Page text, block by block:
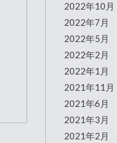
2022年10月
2022年7月
2022年5月
2022年2月
2022年1月
2021年11月
2021年6月
2021年3月
2021年2月